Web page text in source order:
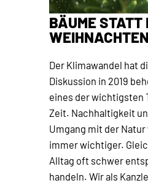
BÄUME STATT
WEIHNACHTEN
Der Klimawandel hat
Diskussion in 2019
eines der wichtigsten
Zeit. Nachhaltigkeit
Umgang mit der
immer wichtiger.
Alltag oft schwer
handeln. Wir als